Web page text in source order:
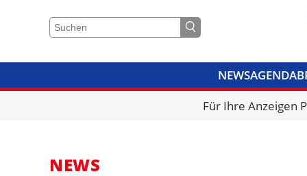
NEWSAGENDA
VIDEOSBIBLIOTHEK
Für Ihre Anzeigen
NEWS